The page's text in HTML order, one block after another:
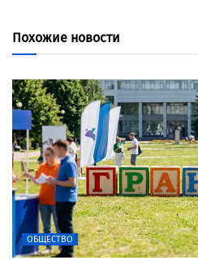
Похожие новости
ОБЩЕСТВО